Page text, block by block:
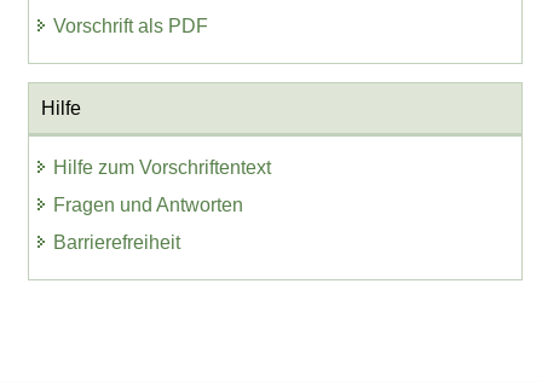
Vorschrift als PDF
Hilfe
Hilfe zum Vorschriftentext
Fragen und Antworten
Barrierefreiheit